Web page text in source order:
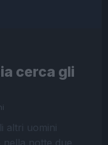
cerca gli
altri uomini
notte due